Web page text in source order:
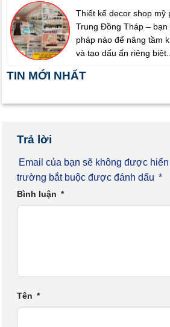
Thiết kế decor shop mỹ
Trung Đồng Tháp –
pháp nào để nâng tầm
và tạo dấu ấn riêng
TIN MỚI NHẤT
Trả lời
Email của bạn sẽ không được
trường bắt buộc được đánh dấu *
Bình luận *
Tên *